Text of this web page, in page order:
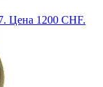
Цена 1200 CHF.